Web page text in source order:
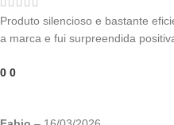
Produto silencioso e bastante
a marca e fui surpreendida
0 0